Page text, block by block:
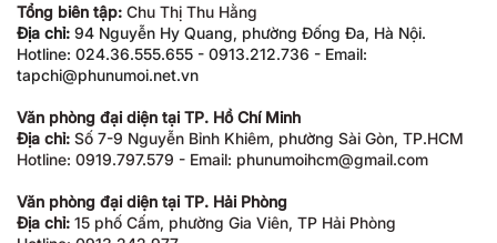
Tổng biên tập: Chu Thị Thu Hằng
Địa chỉ: 94 Nguyễn Hy Quang, phường Đống Đa, Hà Nội.
Hotline: 024.36.555.655 - 0913.212.736 - Email:
tapchi@phunumoi.net.vn
Văn phòng đại diện tại TP. Hồ Chí Minh
Địa chỉ: Số 7-9 Nguyễn Bỉnh Khiêm, phường Sài Gòn, TP.HCM
Hotline: 0919.797.579 - Email: phunumoihcm@gmail.com
Văn phòng đại diện tại TP. Hải Phòng
Địa chỉ: 15 phố Cấm, phường Gia Viên, TP Hải Phòng